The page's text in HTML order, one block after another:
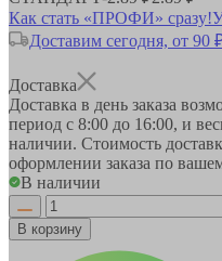
Как стать «ПРОФИ» сразу!
Доставим сегодня, от 90
Доставка
Доставка в день заказа
период с 8:00 до 16:00, и
наличии. Стоимость
оформлении заказа по
В наличии
В корзину